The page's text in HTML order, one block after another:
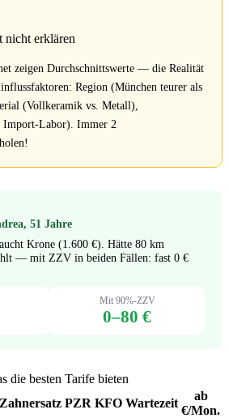
nicht erklären
zeigen Durchschnittswerte — die Realität
Region (München teurer als
(Vollkeramik vs. Metall),
Labor). Immer 2
51 Jahre
Krone (1.600 €). Hätte 80 km
— mit ZZV in beiden Fällen: fast 0 €
Mit 90%-ZZV
0–80 €
die besten Tarife bieten
Zahnersatz PZR KFO Wartezeit
ab
€/Mon.